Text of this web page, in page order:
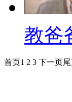
教爸
首页1 2 3 下一页